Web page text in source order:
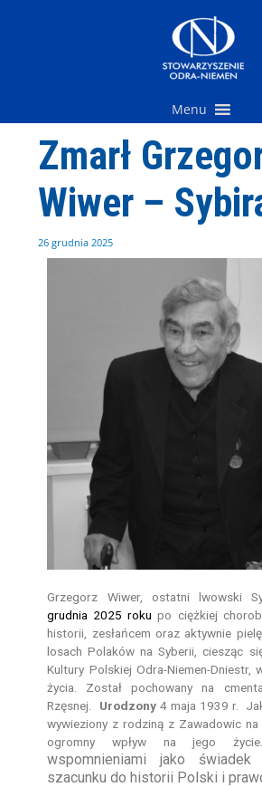
Menu
Zmarł
Wiwer –
26 grudnia 2025
Grzegorz Wiwer, ostatni lwowski
grudnia 2025 roku po ciężkiej
historii, zesłańcem oraz aktywnie
losach Polaków na Syberii, ciesząc
Kultury Polskiej Odra-Niemen-Dniestr,
życia. Został pochowany na
Rzęsnej. Urodzony 4 maja 1939 r.
wywieziony z rodziną z Zawadowic na
ogromny wpływ na jego
wspomnieniami jako świadek
szacunku do historii Polski i